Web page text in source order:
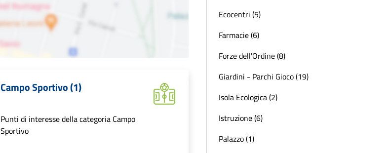
Campo Sportivo (1)
Punti di interesse della categoria Campo
Sportivo
Ecocentri (5)
Farmacie (6)
Forze dell'Ordine (8)
Giardini - Parchi Gioco (19)
Isola Ecologica (2)
Istruzione (6)
Palazzo (1)